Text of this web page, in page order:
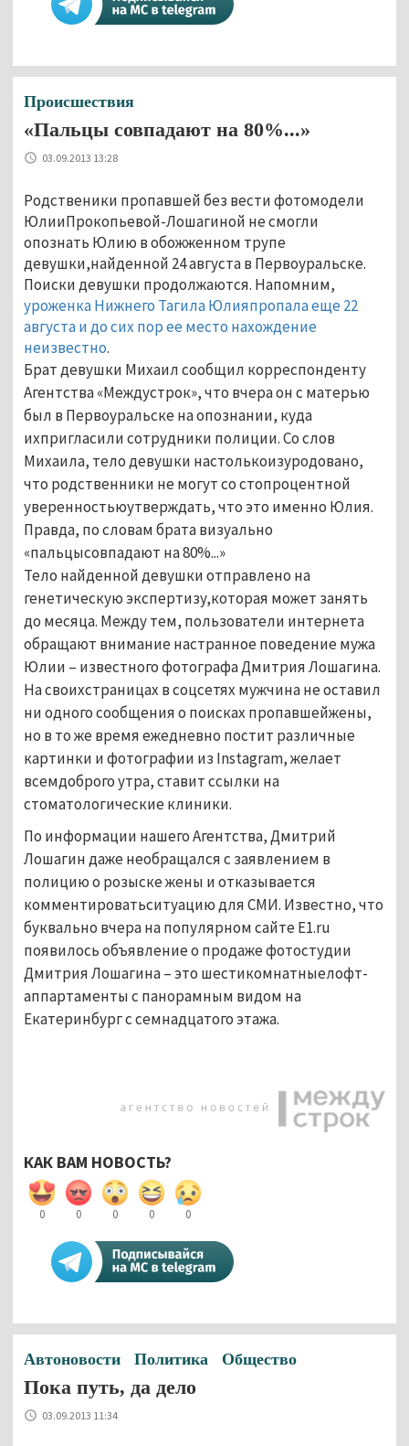
Происшествия
«Пальцы совпадают на 80%...»
03.09.2013 13:28
Родственики пропавшей без вести фотомодели
ЮлииПрокопьевой-Лошагиной не смогли
опознать Юлию в обожженном трупе
девушки,найденной 24 августа в Первоуральске.
Поиски девушки продолжаются. Напомним,
уроженка Нижнего Тагила Юлияпропала еще 22
августа и до сих пор ее место нахождение
неизвестно.
Брат девушки Михаил сообщил корреспонденту
Агентства «Междустрок», что вчера он с матерью
был в Первоуральске на опознании, куда
ихпригласили сотрудники полиции. Со слов
Михаила, тело девушки настолькоизуродовано,
что родственники не могут со стопроцентной
уверенностьюутверждать, что это именно Юлия.
Правда, по словам брата визуально
«пальцысовпадают на 80%...»
Тело найденной девушки отправлено на
генетическую экспертизу,которая может занять
до месяца. Между тем, пользователи интернета
обращают внимание настранное поведение мужа
Юлии – известного фотографа Дмитрия Лошагина.
На своихстраницах в соцсетях мужчина не оставил
ни одного сообщения о поисках пропавшейжены,
но в то же время ежедневно постит различные
картинки и фотографии из Instagram, желает
всемдоброго утра, ставит ссылки на
стоматологические клиники.
По информации нашего Агентства, Дмитрий
Лошагин даже необращался с заявлением в
полицию о розыске жены и отказывается
комментироватьситуацию для СМИ. Известно, что
буквально вчера на популярном сайте E1.ru
появилось объявление о продаже фотостудии
Дмитрия Лошагина – это шестикомнатныелофт-
аппартаменты с панорамным видом на
Екатеринбург с семнадцатого этажа.
КАК ВАМ НОВОСТЬ?
0 0 0 0 0
Автоновости Политика Общество
Пока путь, да дело
03.09.2013 11:34